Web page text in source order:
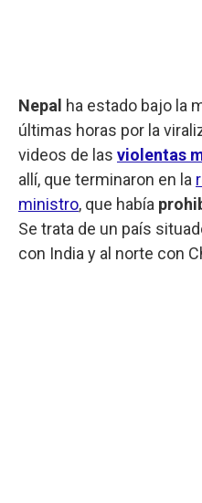
Nepal ha estado bajo la
últimas horas por la
videos de las violentas
allí, que terminaron en la
ministro, que había
Se trata de un país
con India y al norte con